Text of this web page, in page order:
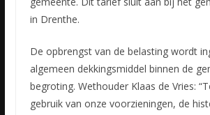
in Drenthe.
De opbrengst van de belasting wordt
algemeen dekkingsmiddel binnen de
begroting. Wethouder Klaas de Vries:
gebruik van onze voorzieningen, de